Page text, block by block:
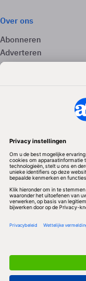
Over ons
Abonneren
Adverteren
Contact
Redactionele partner